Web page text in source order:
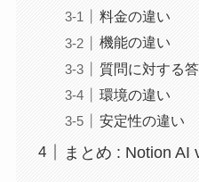
料金の違い
機能の違い
質問に対する
環境の違い
安定性の違い
まとめ : Notion AI